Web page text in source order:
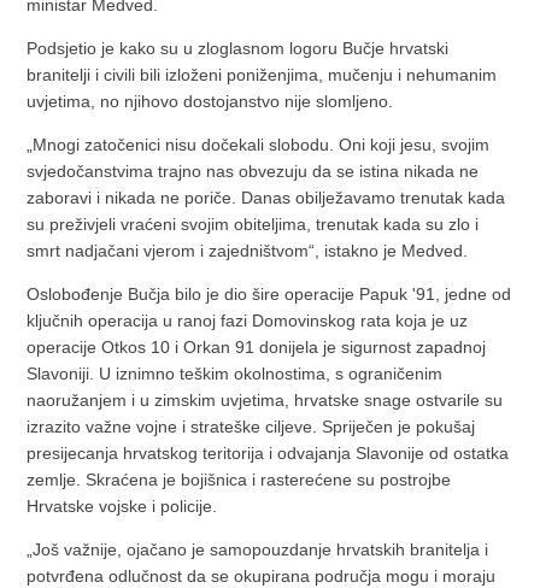
ministar Medved.
Podsjetio je kako su u zloglasnom logoru Bučje hrvatski
branitelji i civili bili izloženi poniženjima, mučenju i nehumanim
uvjetima, no njihovo dostojanstvo nije slomljeno.
„Mnogi zatočenici nisu dočekali slobodu. Oni koji jesu, svojim
svjedočanstvima trajno nas obvezuju da se istina nikada ne
zaboravi i nikada ne poriče. Danas obilježavamo trenutak kada
su preživjeli vraćeni svojim obiteljima, trenutak kada su zlo i
smrt nadjačani vjerom i zajedništvom“, istakno je Medved.
Oslobođenje Bučja bilo je dio šire operacije Papuk '91, jedne od
ključnih operacija u ranoj fazi Domovinskog rata koja je uz
operacije Otkos 10 i Orkan 91 donijela je sigurnost zapadnoj
Slavoniji. U iznimno teškim okolnostima, s ograničenim
naoružanjem i u zimskim uvjetima, hrvatske snage ostvarile su
izrazito važne vojne i strateške ciljeve. Spriječen je pokušaj
presijecanja hrvatskog teritorija i odvajanja Slavonije od ostatka
zemlje. Skraćena je bojišnica i rasterećene su postrojbe
Hrvatske vojske i policije.
„Još važnije, ojačano je samopouzdanje hrvatskih branitelja i
potvrđena odlučnost da se okupirana područja mogu i moraju